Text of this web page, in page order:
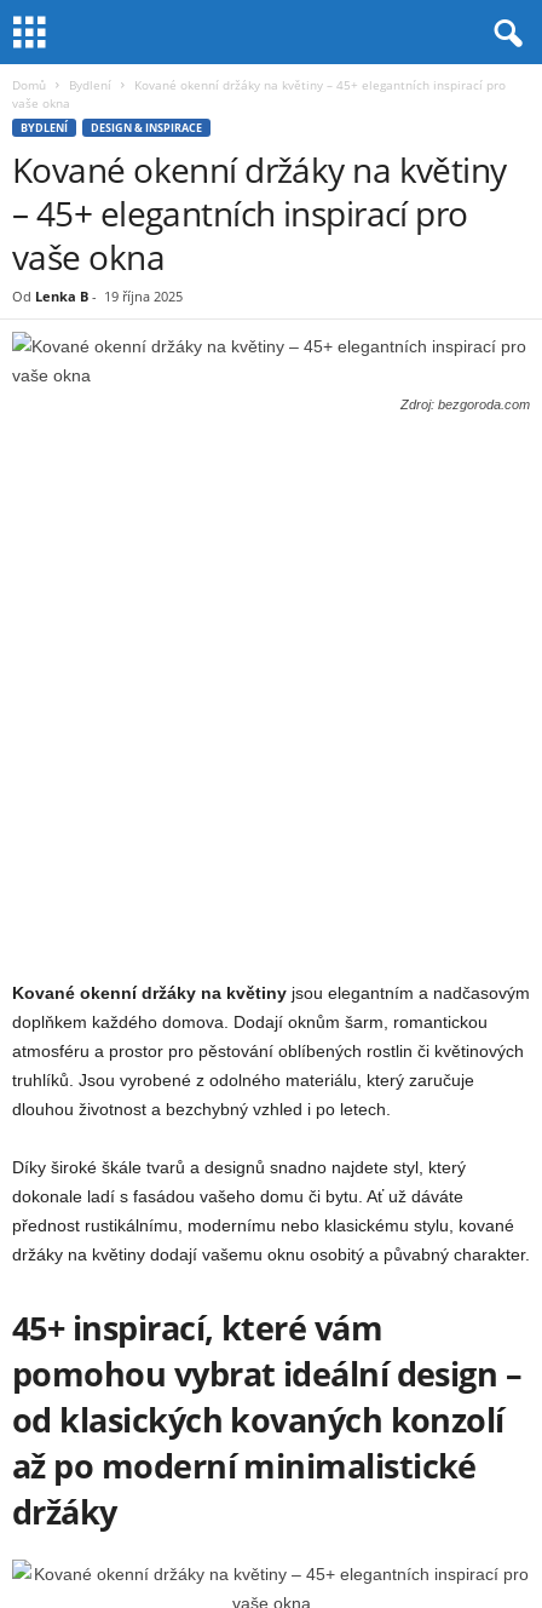
Domů Bydlení
Kované okenní držáky na květiny – 45+ elegantních inspirací pro
vaše okna
BYDLENÍ DESIGN & INSPIRACE
Kované okenní držáky na květiny
– 45+ elegantních inspirací pro
vaše okna
Od Lenka B - 19 října 2025
Zdroj: bezgoroda.com
Kované okenní držáky na květiny jsou elegantním a nadčasovým
doplňkem každého domova. Dodají oknům šarm, romantickou
atmosféru a prostor pro pěstování oblíbených rostlin či květinových
truhlíků. Jsou vyrobené z odolného materiálu, který zaručuje
dlouhou životnost a bezchybný vzhled i po letech.
Díky široké škále tvarů a designů snadno najdete styl, který
dokonale ladí s fasádou vašeho domu či bytu. Ať už dáváte
přednost rustikálnímu, modernímu nebo klasickému stylu, kované
držáky na květiny dodají vašemu oknu osobitý a půvabný charakter.
45+ inspirací, které vám
pomohou vybrat ideální design –
od klasických kovaných konzolí
až po moderní minimalistické
držáky